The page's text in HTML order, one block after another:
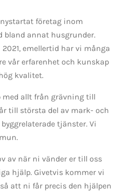
företag inom
bland annat husgrunder.
emellertid har vi många
vår erfarenhet och kunskap
kvalitet.
med allt från grävning till
till största del av mark- och
tjänster. Vi
av när ni vänder er till oss
hjälp. Givetvis kommer vi
att ni får precis den hjälpen